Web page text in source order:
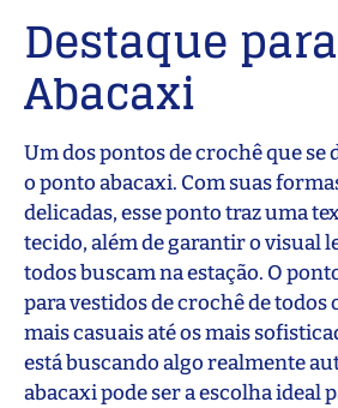
Destaque
Abacaxi
Um dos pontos de crochê que se
o ponto abacaxi. Com suas
delicadas, esse ponto traz uma
tecido, além de garantir o visual
todos buscam na estação. O
para vestidos de crochê de todos
mais casuais até os mais
está buscando algo realmente
abacaxi pode ser a escolha ideal